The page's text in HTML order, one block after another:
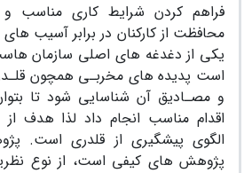
فراهم کردن شرایط کاری مناسب
محافظت از کارکنان در برابر آسیب
یکی از دغدغه های اصلی سازمان
است پدیده های مخربـی همچون
و مصـادیق آن شناسایی شود تا بتوان
اقدام مناسب انجام داد لذا هدف
الگوی پیشگیری از قلدری است.
پژوهش های کیفی است، از نوع